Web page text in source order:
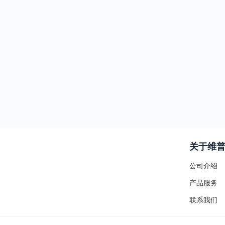
关于维普
公司介绍
产品服务
联系我们